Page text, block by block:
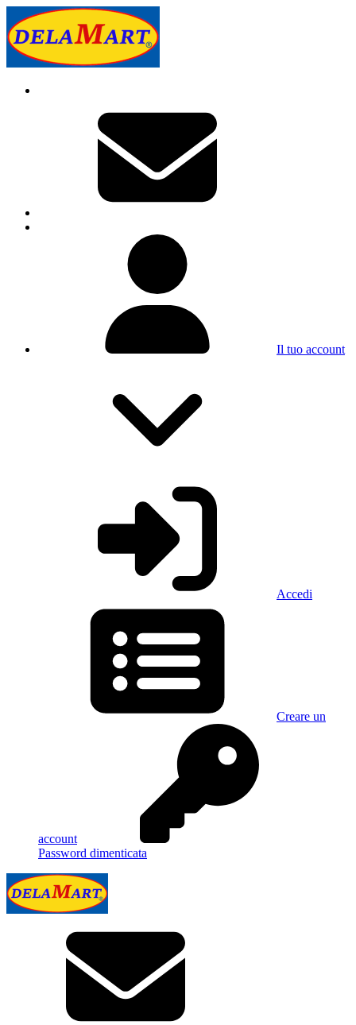
Il tuo account
Accedi
Creare un
account
Password dimenticata